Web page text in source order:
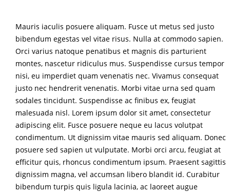
Mauris iaculis posuere aliquam. Fusce ut metus sed justo
bibendum egestas vel vitae risus. Nulla at commodo sapien.
Orci varius natoque penatibus et magnis dis parturient
montes, nascetur ridiculus mus. Suspendisse cursus tempor
nisi, eu imperdiet quam venenatis nec. Vivamus consequat
justo nec hendrerit venenatis. Morbi vitae urna sed quam
sodales tincidunt. Suspendisse ac finibus ex, feugiat
malesuada nisl. Lorem ipsum dolor sit amet, consectetur
adipiscing elit. Fusce posuere neque eu lacus volutpat
condimentum. Ut dignissim vitae mauris sed aliquam. Donec
posuere sed sapien ut vulputate. Morbi orci arcu, feugiat at
efficitur quis, rhoncus condimentum ipsum. Praesent sagittis
dignissim magna, vel accumsan libero blandit id. Curabitur
bibendum turpis quis ligula lacinia, ac laoreet augue